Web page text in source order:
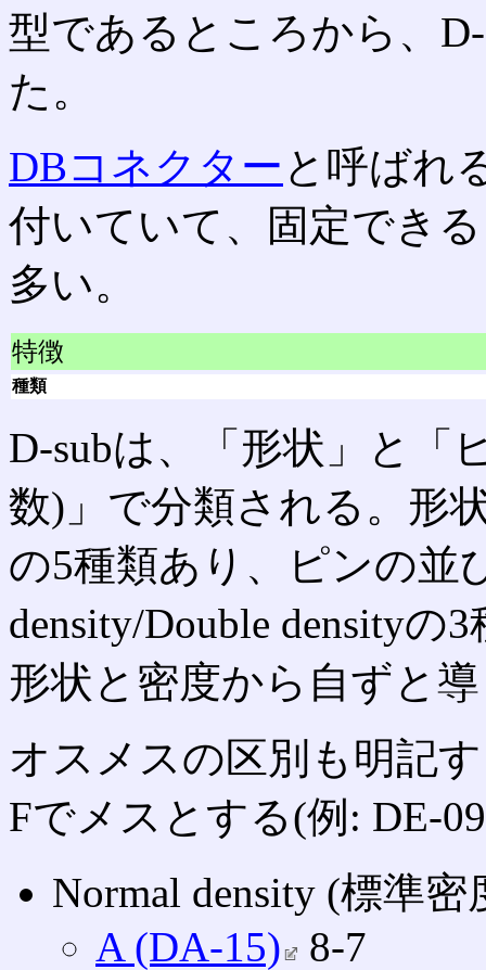
型であるところから、
た。
DBコネクター と呼ばれ
付いていて、固定でき
多い。
特徴
種類
D-subは、「形状」と「
数)」で分類される。形
の5種類あり、ピンの並
density/Double density
形状と密度から自ずと
オスメスの区別も明記
Fでメスとする(例: DE-
Normal density (標準密
A (DA-15)
8‐7